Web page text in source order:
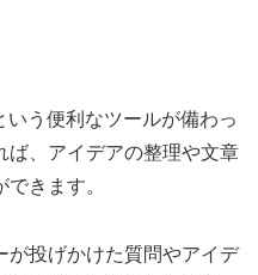
いう便利なツールが備わっ
ば、アイデアの整理や文章
きます。
が投げかけた質問やアイデ